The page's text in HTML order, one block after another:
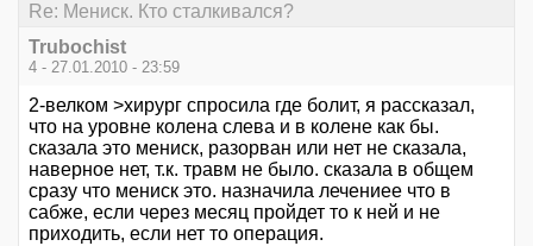
Re: Мениск. Кто сталкивался?
Trubochist
4 - 27.01.2010 - 23:59
2-велком >хирург спросила где болит, я рассказал,
что на уровне колена слева и в колене как бы.
сказала это мениск, разорван или нет не сказала,
наверное нет, т.к. травм не было. сказала в общем
сразу что мениск это. назначила лечениее что в
сабже, если через месяц пройдет то к ней и не
приходить, если нет то операция.